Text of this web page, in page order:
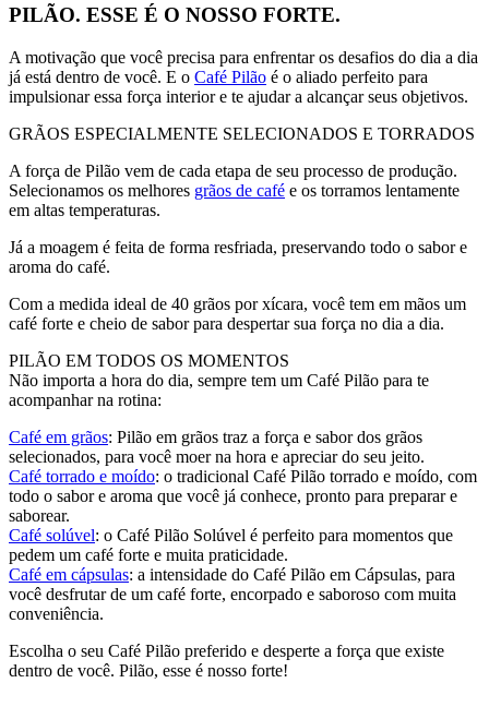
PILÃO. ESSE É O NOSSO FORTE.
A motivação que você precisa para enfrentar os desafios do dia a dia
já está dentro de você. E o Café Pilão é o aliado perfeito para
impulsionar essa força interior e te ajudar a alcançar seus objetivos.
GRÃOS ESPECIALMENTE SELECIONADOS E TORRADOS
A força de Pilão vem de cada etapa de seu processo de produção.
Selecionamos os melhores grãos de café e os torramos lentamente
em altas temperaturas.
Já a moagem é feita de forma resfriada, preservando todo o sabor e
aroma do café.
Com a medida ideal de 40 grãos por xícara, você tem em mãos um
café forte e cheio de sabor para despertar sua força no dia a dia.
PILÃO EM TODOS OS MOMENTOS
Não importa a hora do dia, sempre tem um Café Pilão para te
acompanhar na rotina:
Café em grãos: Pilão em grãos traz a força e sabor dos grãos
selecionados, para você moer na hora e apreciar do seu jeito.
Café torrado e moído: o tradicional Café Pilão torrado e moído, com
todo o sabor e aroma que você já conhece, pronto para preparar e
saborear.
Café solúvel: o Café Pilão Solúvel é perfeito para momentos que
pedem um café forte e muita praticidade.
Café em cápsulas: a intensidade do Café Pilão em Cápsulas, para
você desfrutar de um café forte, encorpado e saboroso com muita
conveniência.
Escolha o seu Café Pilão preferido e desperte a força que existe
dentro de você. Pilão, esse é nosso forte!